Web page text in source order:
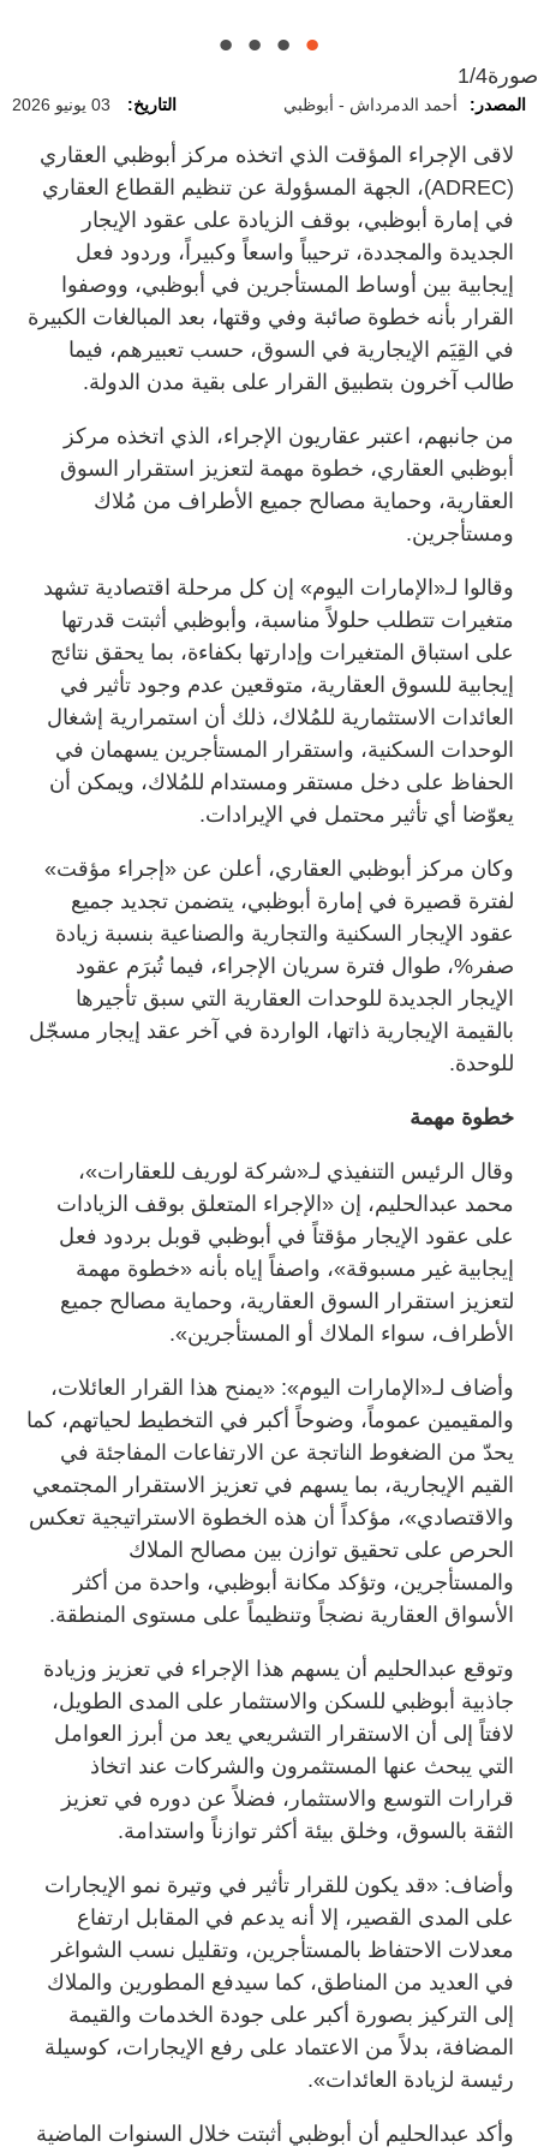
صورة1/4
المصدر: أحمد الدمرداش - أبوظبي التاريخ: 03 يونيو 2026
لاقى الإجراء المؤقت الذي اتخذه مركز أبوظبي العقاري
(ADREC)، الجهة المسؤولة عن تنظيم القطاع العقاري
في إمارة أبوظبي، بوقف الزيادة على عقود الإيجار
الجديدة والمجددة، ترحيباً واسعاً وكبيراً، وردود فعل
إيجابية بين أوساط المستأجرين في أبوظبي، ووصفوا
القرار بأنه خطوة صائبة وفي وقتها، بعد المبالغات الكبيرة
في القِيَم الإيجارية في السوق، حسب تعبيرهم، فيما
طالب آخرون بتطبيق القرار على بقية مدن الدولة.
من جانبهم، اعتبر عقاريون الإجراء، الذي اتخذه مركز
أبوظبي العقاري، خطوة مهمة لتعزيز استقرار السوق
العقارية، وحماية مصالح جميع الأطراف من مُلاك
ومستأجرين.
وقالوا لـ«الإمارات اليوم» إن كل مرحلة اقتصادية تشهد
متغيرات تتطلب حلولاً مناسبة، وأبوظبي أثبتت قدرتها
على استباق المتغيرات وإدارتها بكفاءة، بما يحقق نتائج
إيجابية للسوق العقارية، متوقعين عدم وجود تأثير في
العائدات الاستثمارية للمُلاك، ذلك أن استمرارية إشغال
الوحدات السكنية، واستقرار المستأجرين يسهمان في
الحفاظ على دخل مستقر ومستدام للمُلاك، ويمكن أن
يعوّضا أي تأثير محتمل في الإيرادات.
وكان مركز أبوظبي العقاري، أعلن عن «إجراء مؤقت»
لفترة قصيرة في إمارة أبوظبي، يتضمن تجديد جميع
عقود الإيجار السكنية والتجارية والصناعية بنسبة زيادة
صفر%، طوال فترة سريان الإجراء، فيما تُبرَم عقود
الإيجار الجديدة للوحدات العقارية التي سبق تأجيرها
بالقيمة الإيجارية ذاتها، الواردة في آخر عقد إيجار مسجّل
للوحدة.
خطوة مهمة
وقال الرئيس التنفيذي لـ«شركة لوريف للعقارات»،
محمد عبدالحليم، إن «الإجراء المتعلق بوقف الزيادات
على عقود الإيجار مؤقتاً في أبوظبي قوبل بردود فعل
إيجابية غير مسبوقة»، واصفاً إياه بأنه «خطوة مهمة
لتعزيز استقرار السوق العقارية، وحماية مصالح جميع
الأطراف، سواء الملاك أو المستأجرين».
وأضاف لـ«الإمارات اليوم»: «يمنح هذا القرار العائلات،
والمقيمين عموماً، وضوحاً أكبر في التخطيط لحياتهم، كما
يحدّ من الضغوط الناتجة عن الارتفاعات المفاجئة في
القيم الإيجارية، بما يسهم في تعزيز الاستقرار المجتمعي
والاقتصادي»، مؤكداً أن هذه الخطوة الاستراتيجية تعكس
الحرص على تحقيق توازن بين مصالح الملاك
والمستأجرين، وتؤكد مكانة أبوظبي، واحدة من أكثر
الأسواق العقارية نضجاً وتنظيماً على مستوى المنطقة.
وتوقع عبدالحليم أن يسهم هذا الإجراء في تعزيز وزيادة
جاذبية أبوظبي للسكن والاستثمار على المدى الطويل،
لافتاً إلى أن الاستقرار التشريعي يعد من أبرز العوامل
التي يبحث عنها المستثمرون والشركات عند اتخاذ
قرارات التوسع والاستثمار، فضلاً عن دوره في تعزيز
الثقة بالسوق، وخلق بيئة أكثر توازناً واستدامة.
وأضاف: «قد يكون للقرار تأثير في وتيرة نمو الإيجارات
على المدى القصير، إلا أنه يدعم في المقابل ارتفاع
معدلات الاحتفاظ بالمستأجرين، وتقليل نسب الشواغر
في العديد من المناطق، كما سيدفع المطورين والملاك
إلى التركيز بصورة أكبر على جودة الخدمات والقيمة
المضافة، بدلاً من الاعتماد على رفع الإيجارات، كوسيلة
رئيسة لزيادة العائدات».
وأكد عبدالحليم أن أبوظبي أثبتت خلال السنوات الماضية